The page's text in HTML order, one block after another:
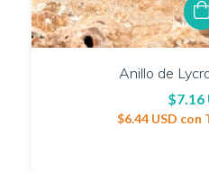
Anillo de
$7.16
$6.44 USD con